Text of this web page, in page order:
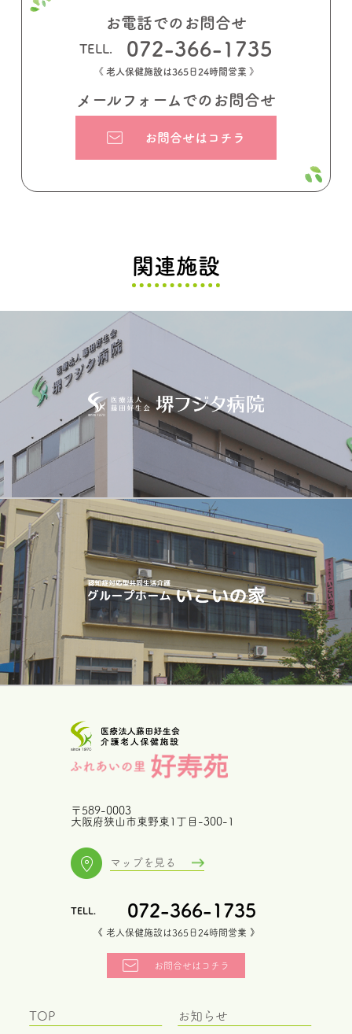
お電話でのお問合せ
072-366-1735
《 老人保健施設は365日24時間営業 》
メールフォームでのお問合せ
お問合せはコチラ
関連施設
〒589-0003
大阪府狭山市東野東1丁目-300-1
マップを見る
072-366-1735
《 老人保健施設は365日24時間営業 》
お問合せはコチラ
TOP お知らせ